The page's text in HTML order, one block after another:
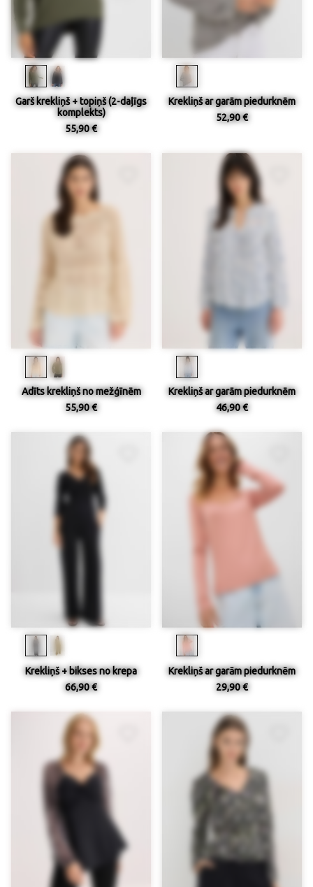
Garš krekliņš + topiņš (2-daļīgs
komplekts)
55,90 €
Krekliņš ar garām piedurknēm
52,90 €
Adīts krekliņš no mežģīnēm
55,90 €
Krekliņš ar garām piedurknēm
46,90 €
Krekliņš + bikses no krepa
66,90 €
Krekliņš ar garām piedurknēm
29,90 €